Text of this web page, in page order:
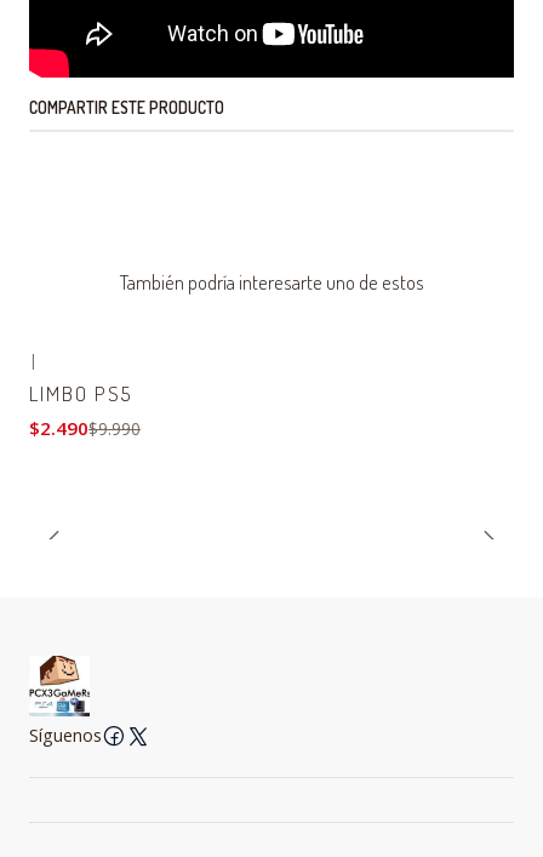
COMPARTIR ESTE PRODUCTO
También podría interesarte uno de estos
|
LIMBO PS5
$2.490$9.990
Síguenos